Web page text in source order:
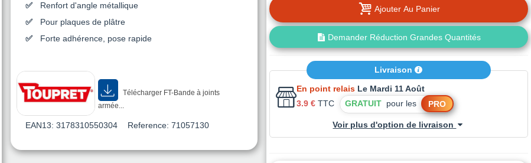
Renfort d'angle métallique
Pour plaques de plâtre
Forte adhérence, pose rapide
Télécharger FT-Bande à joints
armée...
EAN13: 3178310550304 Reference: 71057130
Ajouter Au Panier
Demander Réduction Grandes Quantités
Livraison
En point relais Le Mardi 11 Août
3.9 € TTC GRATUITpour les PRO
Voir plus d'option de livraison